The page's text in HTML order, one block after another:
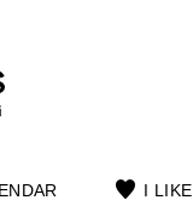
I LIKE